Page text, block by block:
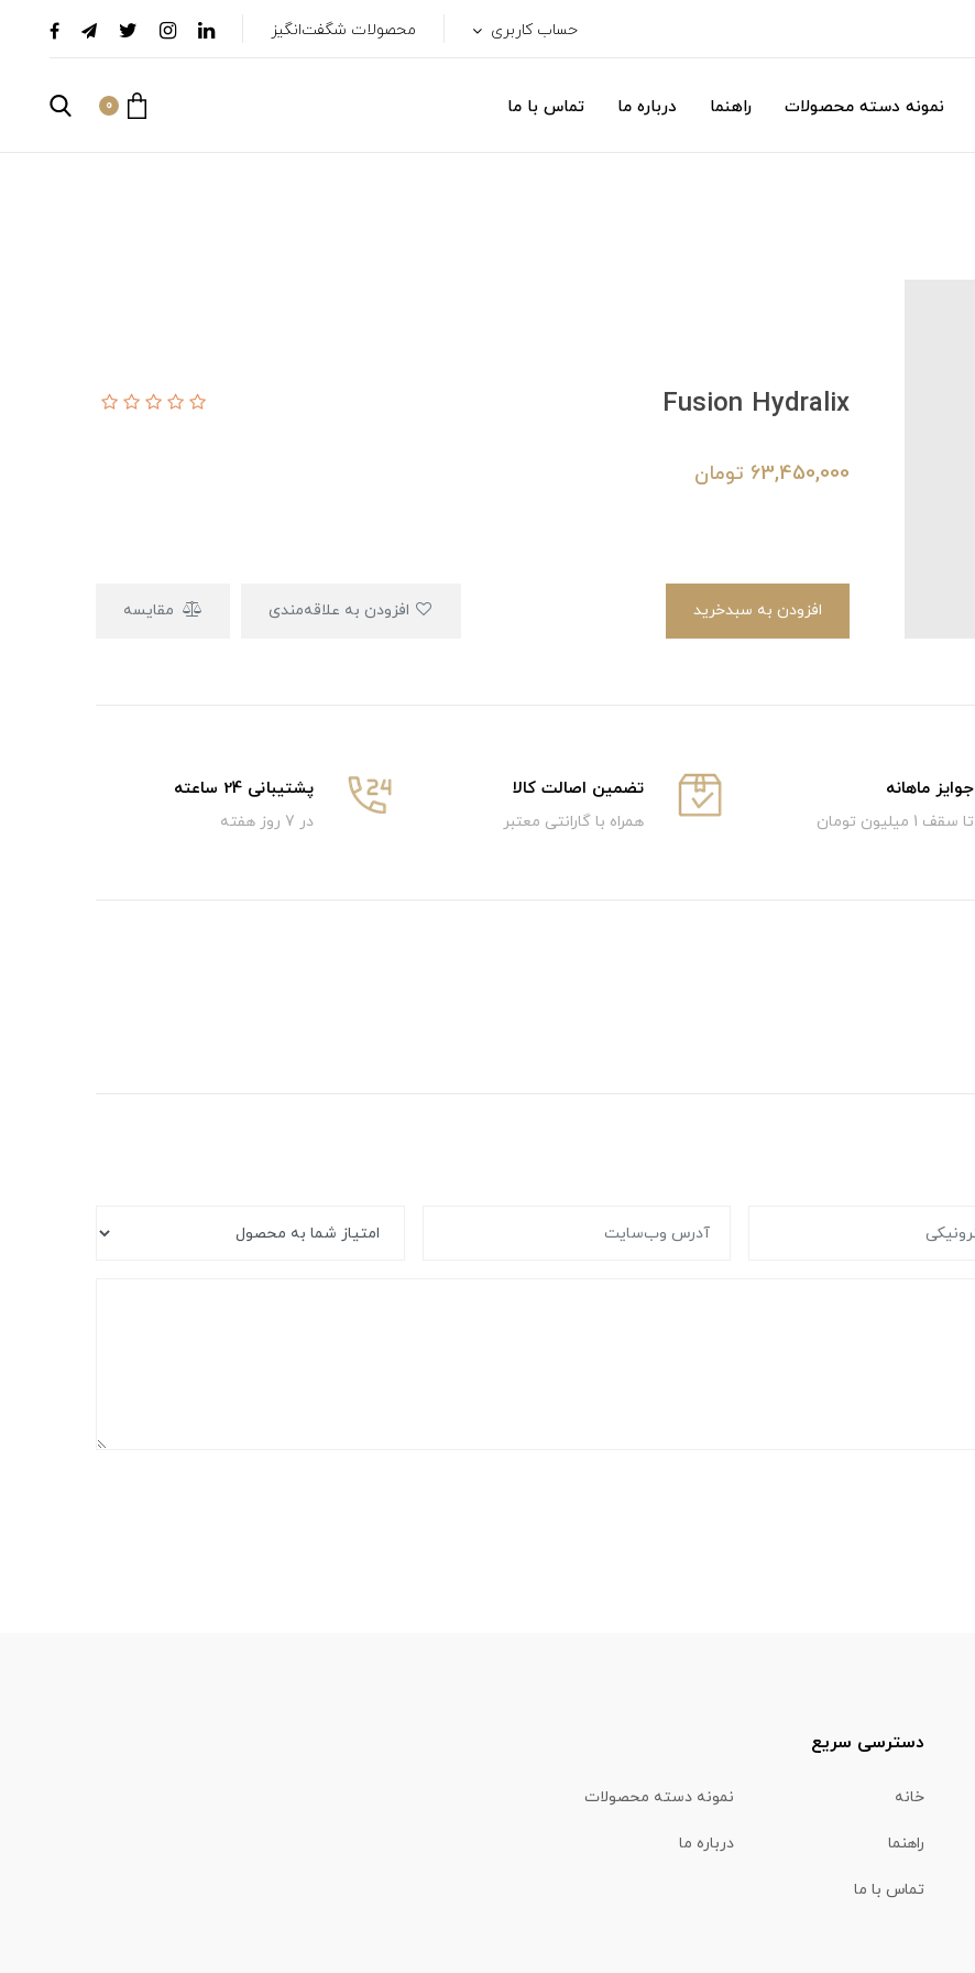
حساب کاربری محصولات شگفت‌انگیز
نمونه دسته محصولات راهنما درباره ما تماس با ما 0
Fusion Hydralix
63,450,000 تومان
افزودن به سبدخرید مقایسه
جوایز ماهانه
تا سقف 1 میلیون تومان
تضمین اصالت کالا
همراه با گارانتی معتبر
پشتیبانی 24 ساعته
در 7 روز هفته
دسترسی سریع
خانه نمونه دسته محصولات
راهنما درباره ما
تماس با ما